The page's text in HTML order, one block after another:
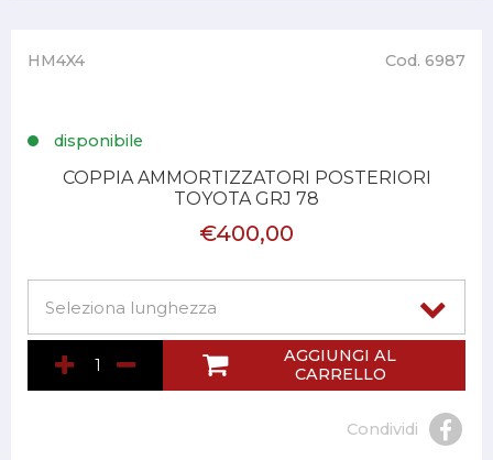
HM4X4 Cod. 6987
disponibile
COPPIA AMMORTIZZATORI POSTERIORI
TOYOTA GRJ 78
€400,00
AGGIUNGI AL
CARRELLO
Condividi